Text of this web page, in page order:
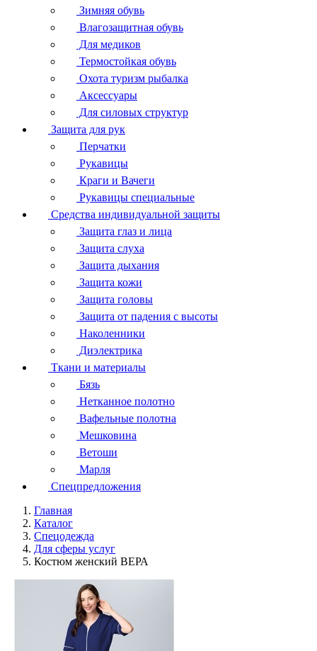
Зимняя обувь
Влагозащитная обувь
Для медиков
Термостойкая обувь
Охота туризм рыбалка
Аксессуары
Для силовых структур
Защита для рук
Перчатки
Рукавицы
Краги и Вачеги
Рукавицы специальные
Средства индивидуальной защиты
Защита глаз и лица
Защита слуха
Защита дыхания
Защита кожи
Защита головы
Защита от падения с высоты
Наколенники
Диэлектрика
Ткани и материалы
Бязь
Нетканное полотно
Вафельные полотна
Мешковина
Ветоши
Марля
Спецпредложения
Главная
Каталог
Спецодежда
Для сферы услуг
Костюм женский ВЕРА